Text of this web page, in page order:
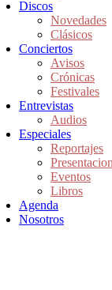
Discos
Novedades
Clásicos
Conciertos
Avisos
Crónicas
Festivales
Entrevistas
Audios
Especiales
Reportajes
Eventos
Libros
Agenda
Nosotros